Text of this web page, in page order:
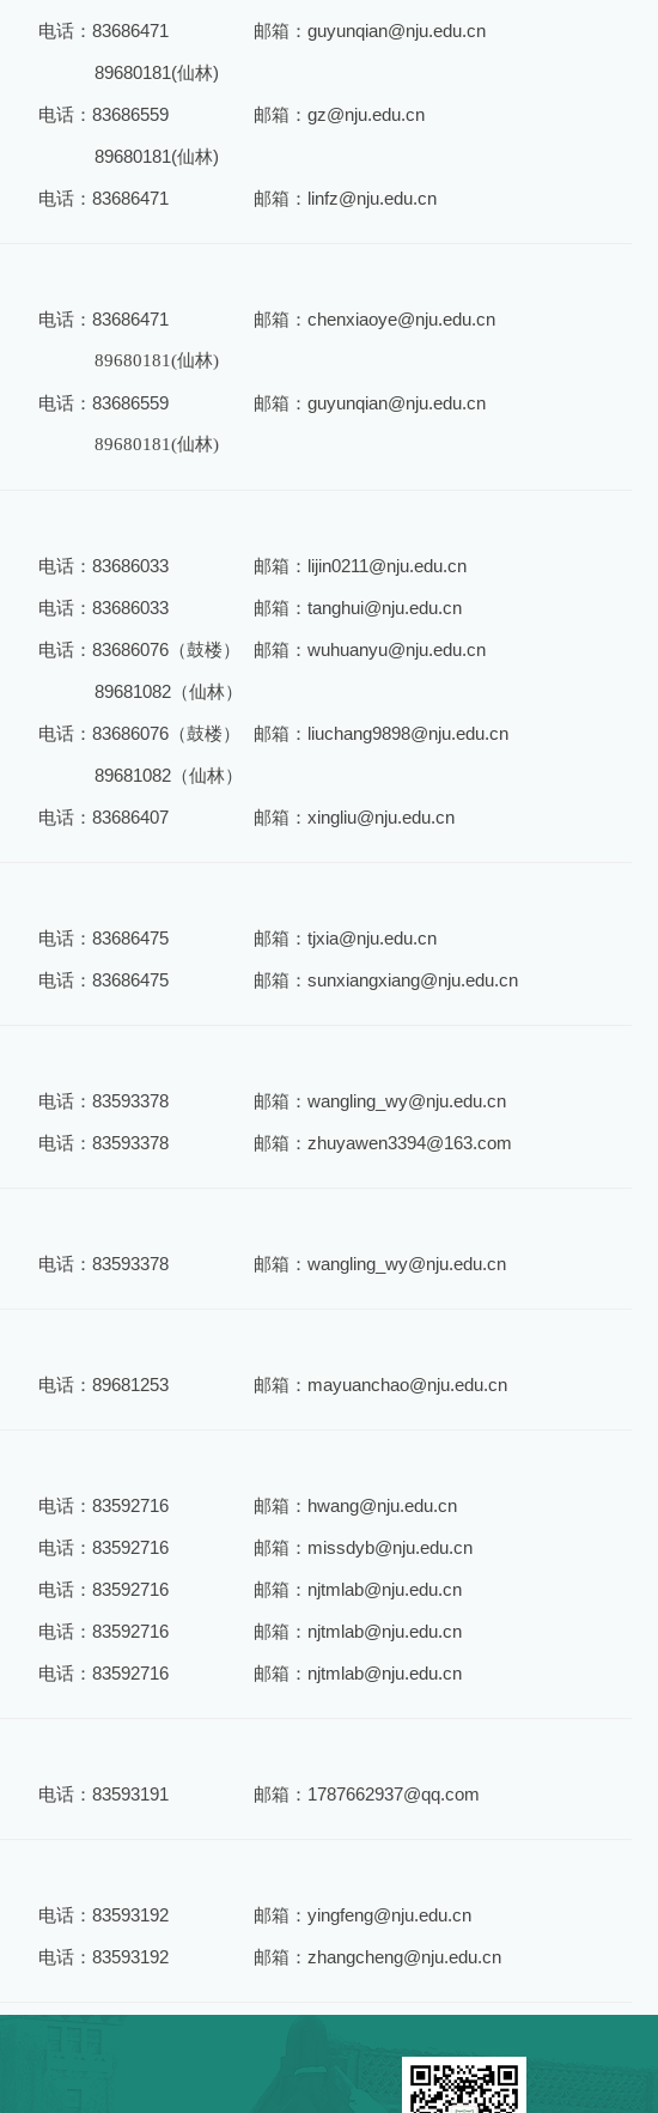
电话：83686471
89680181(仙林)
邮箱：guyunqian@nju.edu.cn
电话：83686559
89680181(仙林)
邮箱：gz@nju.edu.cn
电话：83686471 邮箱：linfz@nju.edu.cn
电话：83686471
89680181(仙林)
邮箱：chenxiaoye@nju.edu.cn
电话：83686559
89680181(仙林)
邮箱：guyunqian@nju.edu.cn
电话：83686033 邮箱：lijin0211@nju.edu.cn
电话：83686033 邮箱：tanghui@nju.edu.cn
电话：83686076（鼓楼）
89681082（仙林）
邮箱：wuhuanyu@nju.edu.cn
电话：83686076（鼓楼）
89681082（仙林）
邮箱：liuchang9898@nju.edu.cn
电话：83686407 邮箱：xingliu@nju.edu.cn
电话：83686475 邮箱：tjxia@nju.edu.cn
电话：83686475 邮箱：sunxiangxiang@nju.edu.cn
电话：83593378 邮箱：wangling_wy@nju.edu.cn
电话：83593378 邮箱：zhuyawen3394@163.com
电话：83593378 邮箱：wangling_wy@nju.edu.cn
电话：89681253 邮箱：mayuanchao@nju.edu.cn
电话：83592716 邮箱：hwang@nju.edu.cn
电话：83592716 邮箱：missdyb@nju.edu.cn
电话：83592716 邮箱：njtmlab@nju.edu.cn
电话：83592716 邮箱：njtmlab@nju.edu.cn
电话：83592716 邮箱：njtmlab@nju.edu.cn
电话：83593191 邮箱：1787662937@qq.com
电话：83593192 邮箱：yingfeng@nju.edu.cn
电话：83593192 邮箱：zhangcheng@nju.edu.cn